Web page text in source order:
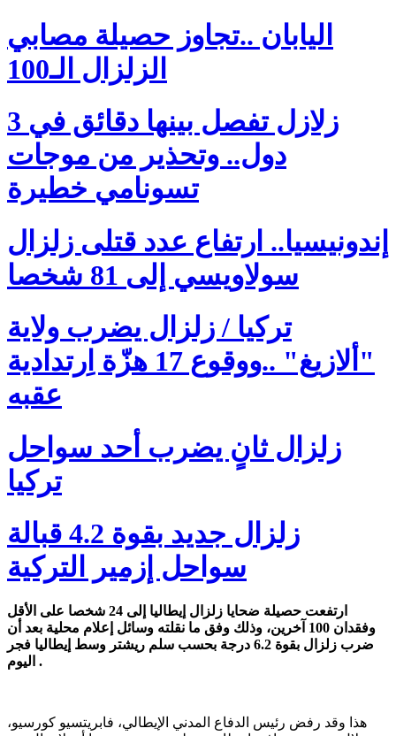
اليابان ..تجاوز حصيلة مصابي
الزلزال الـ100
زلازل تفصل بينها دقائق في 3
دول.. وتحذير من موجات
تسونامي خطيرة
إندونيسيا.. ارتفاع عدد قتلى زلزال
سولاويسي إلى 81 شخصا
تركيا / زلزال يضرب ولاية
"ألازيغ" ..ووقوع 17 هزّة اِرتدادية
عقبه
زلزال ثانٍ يضرب أحد سواحل
تركيا
زلزال جديد بقوة 4.2 قبالة
سواحل إزمير التركية
ارتفعت حصيلة ضحايا زلزال إيطاليا إلى 24 شخصا على الأقل
وفقدان 100 آخرين، وذلك وفق ما نقلته وسائل إعلام محلية بعد أن
ضرب زلزال بقوة 6.2 درجة بحسب سلم ريشتر وسط إيطاليا فجر
اليوم .
هذا وقد رفض رئيس الدفاع المدني الإيطالي، فابريتسيو كورسيو،